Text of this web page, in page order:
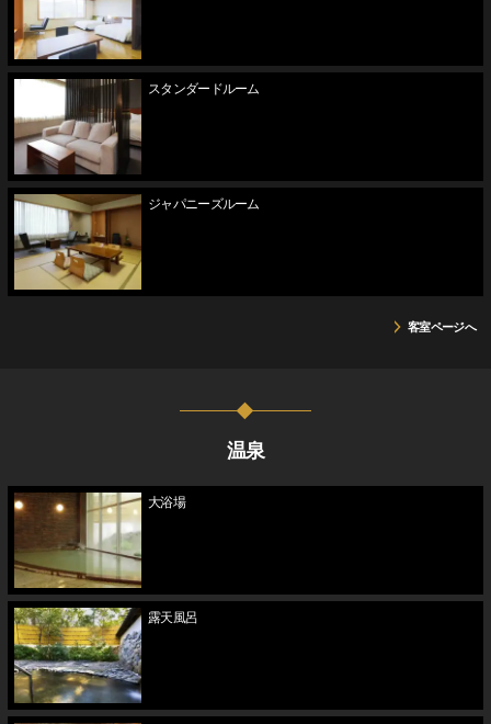
スタンダードルーム
ジャパニーズルーム
客室ページへ
温泉
大浴場
露天風呂